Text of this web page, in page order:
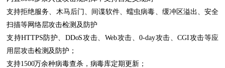
支持拒绝服务、木马后门、间谍软件、蠕虫病毒、缓冲区溢出、安全
扫描等网络层攻击检测及防护
支持HTTPS防护、DDoS攻击、Web攻击、0-day攻击、CGI攻击等应
用层攻击检测及防护；
支持1500万余种病毒查杀，病毒库定期更新；